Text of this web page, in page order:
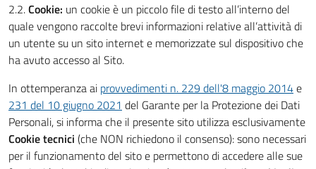
2.2.Cookie: un cookie è un piccolo file di testo all’interno del
quale vengono raccolte brevi informazioni relative all’attività di
un utente su un sito internet e memorizzate sul dispositivo che
ha avuto accesso al Sito.
In ottemperanza ai provvedimenti n. 229 dell'8 maggio 2014e
231 del 10 giugno 2021 del Garante per la Protezione dei Dati
Personali, si informa che il presente sito utilizza esclusivamente
Cookie tecnici (che NON richiedono il consenso): sono necessari
per il funzionamento del sito e permettono di accedere alle sue